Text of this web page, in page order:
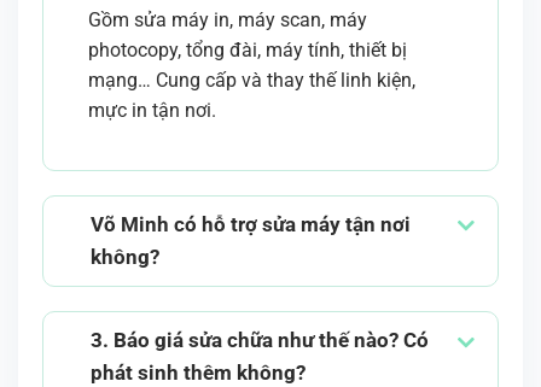
Gồm sửa máy in, máy scan, máy
photocopy, tổng đài, máy tính, thiết bị
mạng… Cung cấp và thay thế linh kiện,
mực in tận nơi.
Võ Minh có hỗ trợ sửa máy tận nơi
không?
3. Báo giá sửa chữa như thế nào? Có
phát sinh thêm không?